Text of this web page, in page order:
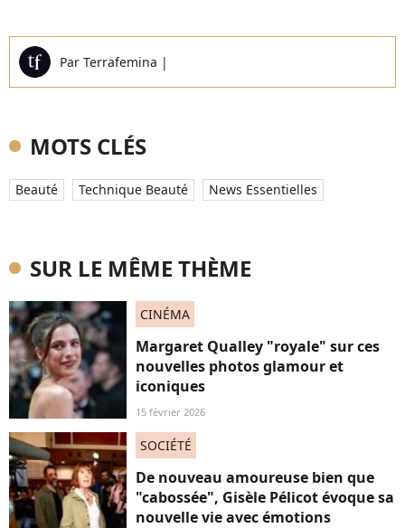
Par Terrafemina |
MOTS CLÉS
Beauté Technique Beauté News Essentielles
SUR LE MÊME THÈME
CINÉMA
Margaret Qualley "royale" sur ces
nouvelles photos glamour et
iconiques
15 février 2026
SOCIÉTÉ
De nouveau amoureuse bien que
"cabossée", Gisèle Pélicot évoque sa
nouvelle vie avec émotions